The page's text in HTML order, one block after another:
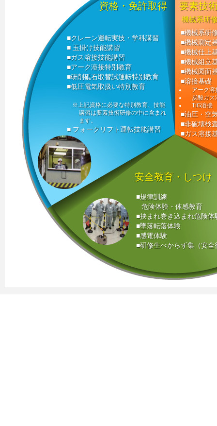
資格・免許取得
クレーン運転実技・学科講習
玉掛け技能講習
ガス溶接技能講習
アーク溶接特別教育
研削砥石取替試運転特別教育
低圧電気取扱い特別教育
※上記資格に必要な特別教育、技能
講習は要素技術研修の中に含まれ
ます。
フォークリフト運転技能講習
要素技
機械系研
機械系研
機械測定
機械仕上
機械組立
機械図面
溶接基礎
アーク溶
炭酸ガス
TIG溶接
油圧・空
非破壊検
ガス溶接
安全教育・しつけ
規律訓練
危険体験・体感教育
挟まれ巻き込まれ危険体
墜落転落体験
感電体験
研修生べからず集（安全